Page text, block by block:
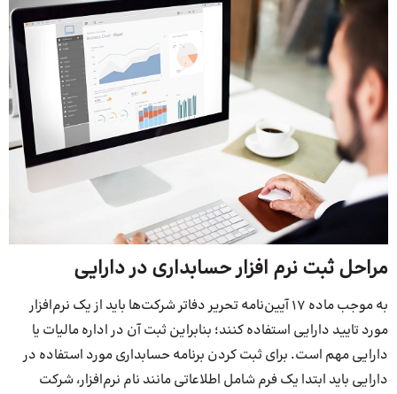
مراحل ثبت نرم افزار حسابداری در دارایی
به موجب ماده 17 آیین‌نامه تحریر دفاتر شرکت‌ها باید از یک نرم‌افزار
مورد تایید دارایی استفاده کنند؛ بنابراین ثبت آن در اداره مالیات یا
دارایی مهم است. برای ثبت کردن برنامه حسابداری مورد استفاده در
دارایی باید ابتدا یک فرم شامل اطلاعاتی مانند نام نرم‌افزار، شرکت